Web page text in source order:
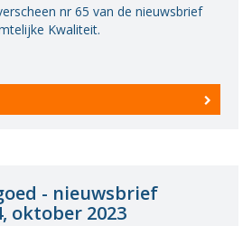
nr 65 van de nieuwsbrief
Kwaliteit.
- nieuwsbrief
oktober 2023